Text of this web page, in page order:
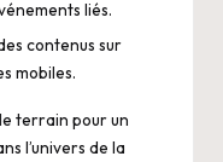
liés.
contenus sur
mobiles.
terrain pour un
l’univers de la